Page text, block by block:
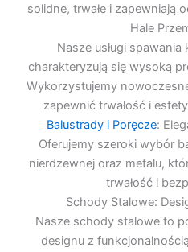
solidne, trwałe i zapewniają
Hale
Nasze usługi
charakteryzują się wysoką
Wykorzystujemy
zapewnić trwałość i
Balustrady i Poręcze:
Oferujemy szeroki wybór
nierdzewnej oraz metalu,
trwałość i
Schody Stalowe:
Nasze schody stalowe to
designu z